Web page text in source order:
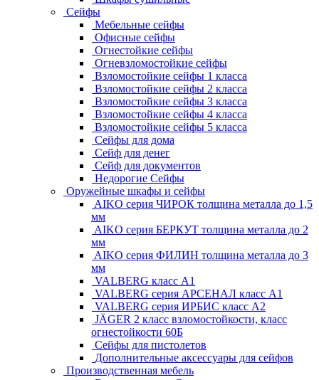
Сейфы
Мебельные сейфы
Офисные сейфы
Огнестойкие сейфы
Огневзломостойкие сейфы
Взломостойкие сейфы 1 класса
Взломостойкие сейфы 2 класса
Взломостойкие сейфы 3 класса
Взломостойкие сейфы 4 класса
Взломостойкие сейфы 5 класса
Сейфы для дома
Сейф для денег
Сейф для документов
Недорогие Сейфы
Оружейные шкафы и сейфы
AIKO серия ЧИРОК толщина металла до 1,5
мм
AIKO серия БЕРКУТ толщина металла до 2
мм
AIKO серия ФИЛИН толщина металла до 3
мм
VALBERG класс А1
VALBERG серия АРСЕНАЛ класс А1
VALBERG серия ИРБИС класс А2
JÄGER 2 класс взломостойкости, класс
огнестойкости 60Б
Сейфы для пистолетов
Дополнительные аксессуары для сейфов
Производственная мебель